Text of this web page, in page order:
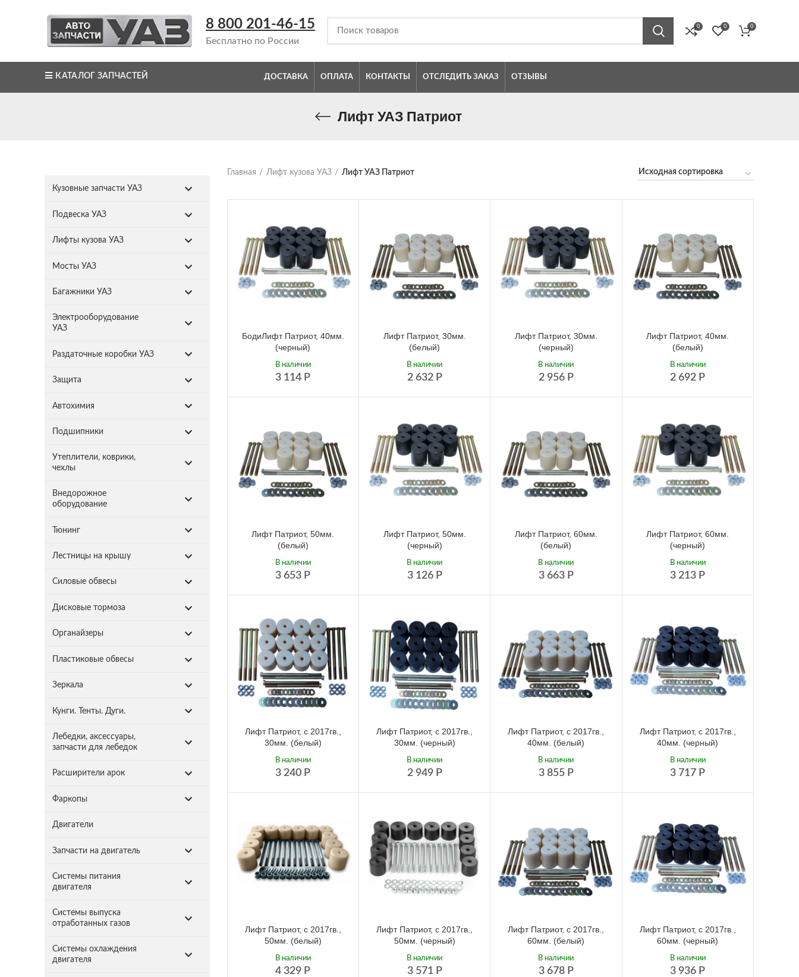
8 800 201-46-15
Бесплатно по России
0 0 0
КАТАЛОГ ЗАПЧАСТЕЙ ДОСТАВКА ОПЛАТА КОНТАКТЫ ОТСЛЕДИТЬ ЗАКАЗ ОТЗЫВЫ
Лифт УАЗ Патриот
Кузовные запчасти УАЗ
Подвеска УАЗ
Лифты кузова УАЗ
Мосты УАЗ
Багажники УАЗ
Электрооборудование
УАЗ
Раздаточные коробки УАЗ
Защита
Автохимия
Подшипники
Утеплители, коврики,
чехлы
Внедорожное
оборудование
Тюнинг
Лестницы на крышу
Силовые обвесы
Дисковые тормоза
Органайзеры
Пластиковые обвесы
Зеркала
Кунги. Тенты. Дуги.
Лебедки, аксессуары,
запчасти для лебедок
Расширители арок
Фаркопы
Двигатели
Запчасти на двигатель
Системы питания
двигателя
Системы выпуска
отработанных газов
Системы охлаждения
двигателя
Главная Лифт кузова УАЗ Лифт УАЗ Патриот
БодиЛифт Патриот, 40мм.
(черный)
3 114 Р
В наличии
Лифт Патриот, 30мм.
(белый)
2 632 Р
В наличии
Лифт Патриот, 30мм.
(черный)
2 956 Р
В наличии
Лифт Патриот, 40мм.
(белый)
2 692 Р
В наличии
Лифт Патриот, 50мм.
(белый)
3 653 Р
В наличии
Лифт Патриот, 50мм.
(черный)
3 126 Р
В наличии
Лифт Патриот, 60мм.
(белый)
3 663 Р
В наличии
Лифт Патриот, 60мм.
(черный)
3 213 Р
В наличии
Лифт Патриот, с 2017гв.,
30мм. (белый)
3 240 Р
В наличии
Лифт Патриот, с 2017гв.,
30мм. (черный)
2 949 Р
В наличии
Лифт Патриот, с 2017гв.,
40мм. (белый)
3 855 Р
В наличии
Лифт Патриот, с 2017гв.,
40мм. (черный)
3 717 Р
В наличии
Лифт Патриот, с 2017гв.,
50мм. (белый)
4 329 Р
В наличии
Лифт Патриот, с 2017гв.,
50мм. (черный)
3 571 Р
В наличии
Лифт Патриот, с 2017гв.,
60мм. (белый)
3 678 Р
В наличии
Лифт Патриот, с 2017гв.,
60мм. (черный)
3 936 Р
В наличии